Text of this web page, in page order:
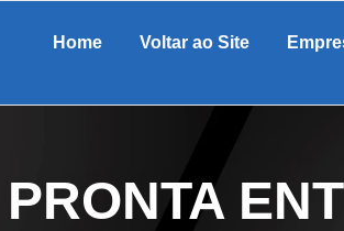
Home Voltar ao Site